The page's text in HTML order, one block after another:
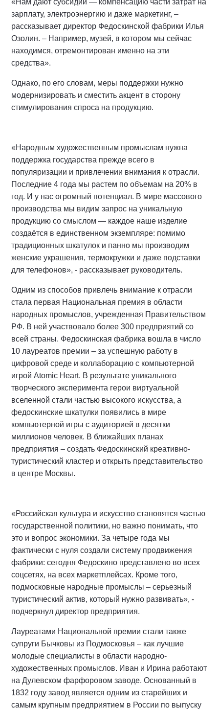
«Нам дают субсидии — компенсацию части затрат на
зарплату, электроэнергию и даже маркетинг, –
рассказывает директор Федоскинской фабрики Илья
Озолин. – Например, музей, в котором мы сейчас
находимся, отремонтирован именно на эти
средства».
Однако, по его словам, меры поддержки нужно
модернизировать и сместить акцент в сторону
стимулирования спроса на продукцию.
«Народным художественным промыслам нужна
поддержка государства прежде всего в
популяризации и привлечении внимания к отрасли.
Последние 4 года мы растем по объемам на 20% в
год. И у нас огромный потенциал. В мире массового
производства мы видим запрос на уникальную
продукцию со смыслом — каждое наше изделие
создаётся в единственном экземпляре: помимо
традиционных шкатулок и панно мы производим
женские украшения, термокружки и даже подставки
для телефонов», - рассказывает руководитель.
Одним из способов привлечь внимание к отрасли
стала первая Национальная премия в области
народных промыслов, учрежденная Правительством
РФ. В ней участвовало более 300 предприятий со
всей страны. Федоскинская фабрика вошла в число
10 лауреатов премии – за успешную работу в
цифровой среде и коллаборацию с компьютерной
игрой Atomic Heart. В результате уникального
творческого эксперимента герои виртуальной
вселенной стали частью высокого искусства, а
федоскинские шкатулки появились в мире
компьютерной игры с аудиторией в десятки
миллионов человек. В ближайших планах
предприятия – создать Федоскинский креативно-
туристический кластер и открыть представительство
в центре Москвы.
«Российская культура и искусство становятся частью
государственной политики, но важно понимать, что
это и вопрос экономики. За четыре года мы
фактически с нуля создали систему продвижения
фабрики: сегодня Федоскино представлено во всех
соцсетях, на всех маркетплейсах. Кроме того,
подмосковные народные промыслы – серьезный
туристический актив, который нужно развивать», -
подчеркнул директор предприятия.
Лауреатами Национальной премии стали также
супруги Бычковы из Подмосковья – как лучшие
молодые специалисты в области народно-
художественных промыслов. Иван и Ирина работают
на Дулевском фарфоровом заводе. Основанный в
1832 году завод является одним из старейших и
самым крупным предприятием в России по выпуску